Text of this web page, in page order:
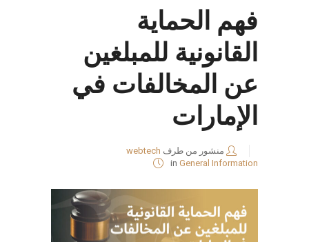
فهم الحماية
القانونية للمبلغين
عن المخالفات في
الإمارات
منشور من طرف webtech
in General Information